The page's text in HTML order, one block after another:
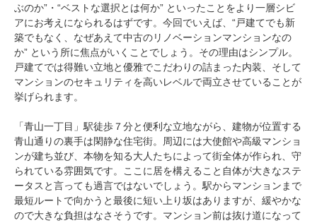
ぶのか”・“ベストな選択とは何か” といったことをより一層シビ
アにお考えになられるはずです。今回でいえば、“戸建てでも新
築でもなく、なぜあえて中古のリノベーションマンションなの
か” という所に焦点がいくことでしょう。その理由はシンプル。
戸建てでは得難い立地と優雅でこだわりの詰まった内装、そして
マンションのセキュリティを高いレベルで両立させていることが
挙げられます。
「青山一丁目」駅徒歩７分と便利な立地ながら、建物が位置する
青山通りの裏手は閑静な住宅街。周辺には大使館や高級マンショ
ンが建ち並び、本物を知る大人たちによって街全体が作られ、守
られている雰囲気です。ここに居を構えること自体が大きなステ
ータスと言っても過言ではないでしょう。駅からマンションまで
最短ルートで向かうと最後に短い上り坂はありますが、緩やかな
ので大きな負担はなさそうです。マンション前は抜け道になって